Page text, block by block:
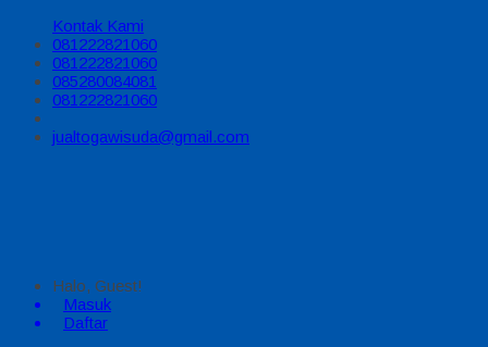
Kontak Kami
081222821060
081222821060
085280084081
081222821060
jualtogawisuda@gmail.com
Halo, Guest!
Masuk
Daftar